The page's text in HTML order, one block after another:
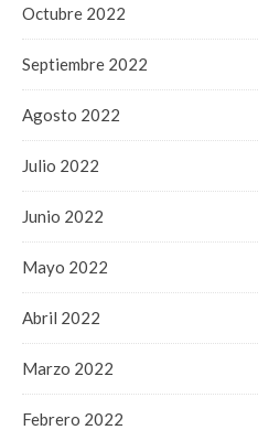
Octubre 2022
Septiembre 2022
Agosto 2022
Julio 2022
Junio 2022
Mayo 2022
Abril 2022
Marzo 2022
Febrero 2022